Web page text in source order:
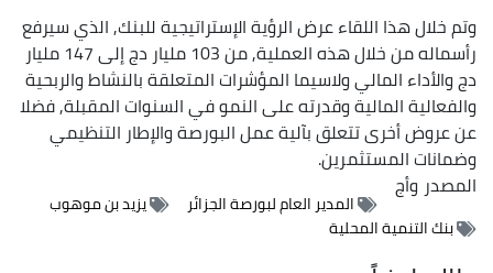
وتم خلال هذا اللقاء عرض الرؤية الإستراتيجية للبنك, الذي سيرفع
رأسماله من خلال هذه العملية, من 103 مليار دج إلى 147 مليار
دج والأداء المالي ولاسيما المؤشرات المتعلقة بالنشاط والربحية
والفعالية المالية وقدرته على النمو في السنوات المقبلة, فضلا
عن عروض أخرى تتعلق بآلية عمل البورصة والإطار التنظيمي
وضمانات المستثمرين.
المصدروأج
المدير العام لبورصة الجزائر
يزيد بن موهوب
بنك التنمية المحلية